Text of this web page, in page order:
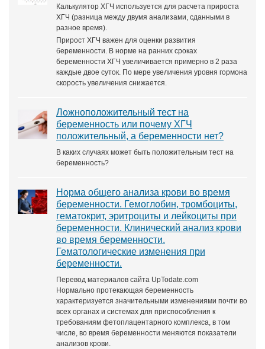
Калькулятор ХГЧ используется для расчета прироста
ХГЧ (разница между двумя анализами, сданными в
разное время).
Прирост ХГЧ важен для оценки развития
беременности. В норме на ранних сроках
беременности ХГЧ увеличивается примерно в 2 раза
каждые двое суток. По мере увеличения уровня гормона
скорость увеличения снижается.
Ложноположительный тест на
беременность или почему ХГЧ
положительный, а беременности нет?
В каких случаях может быть положительным тест на
беременность?
Норма общего анализа крови во время
беременности. Гемоглобин, тромбоциты,
гематокрит, эритроциты и лейкоциты при
беременности. Клинический анализ крови
во время беременности.
Гематологические изменения при
беременности.
Перевод материалов сайта UpTodate.com
Нормально протекающая беременность
характеризуется значительными изменениями почти во
всех органах и системах для приспособления к
требованиям фетоплацентарного комплекса, в том
числе, во время беременности меняются показатели
анализов крови.